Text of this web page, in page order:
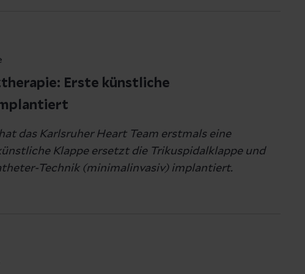
Erste künstliche
das Karlsruher Heart Team erstmals eine
Klappe ersetzt die Trikuspidalklappe und
Technik (minimalinvasiv) implantiert.